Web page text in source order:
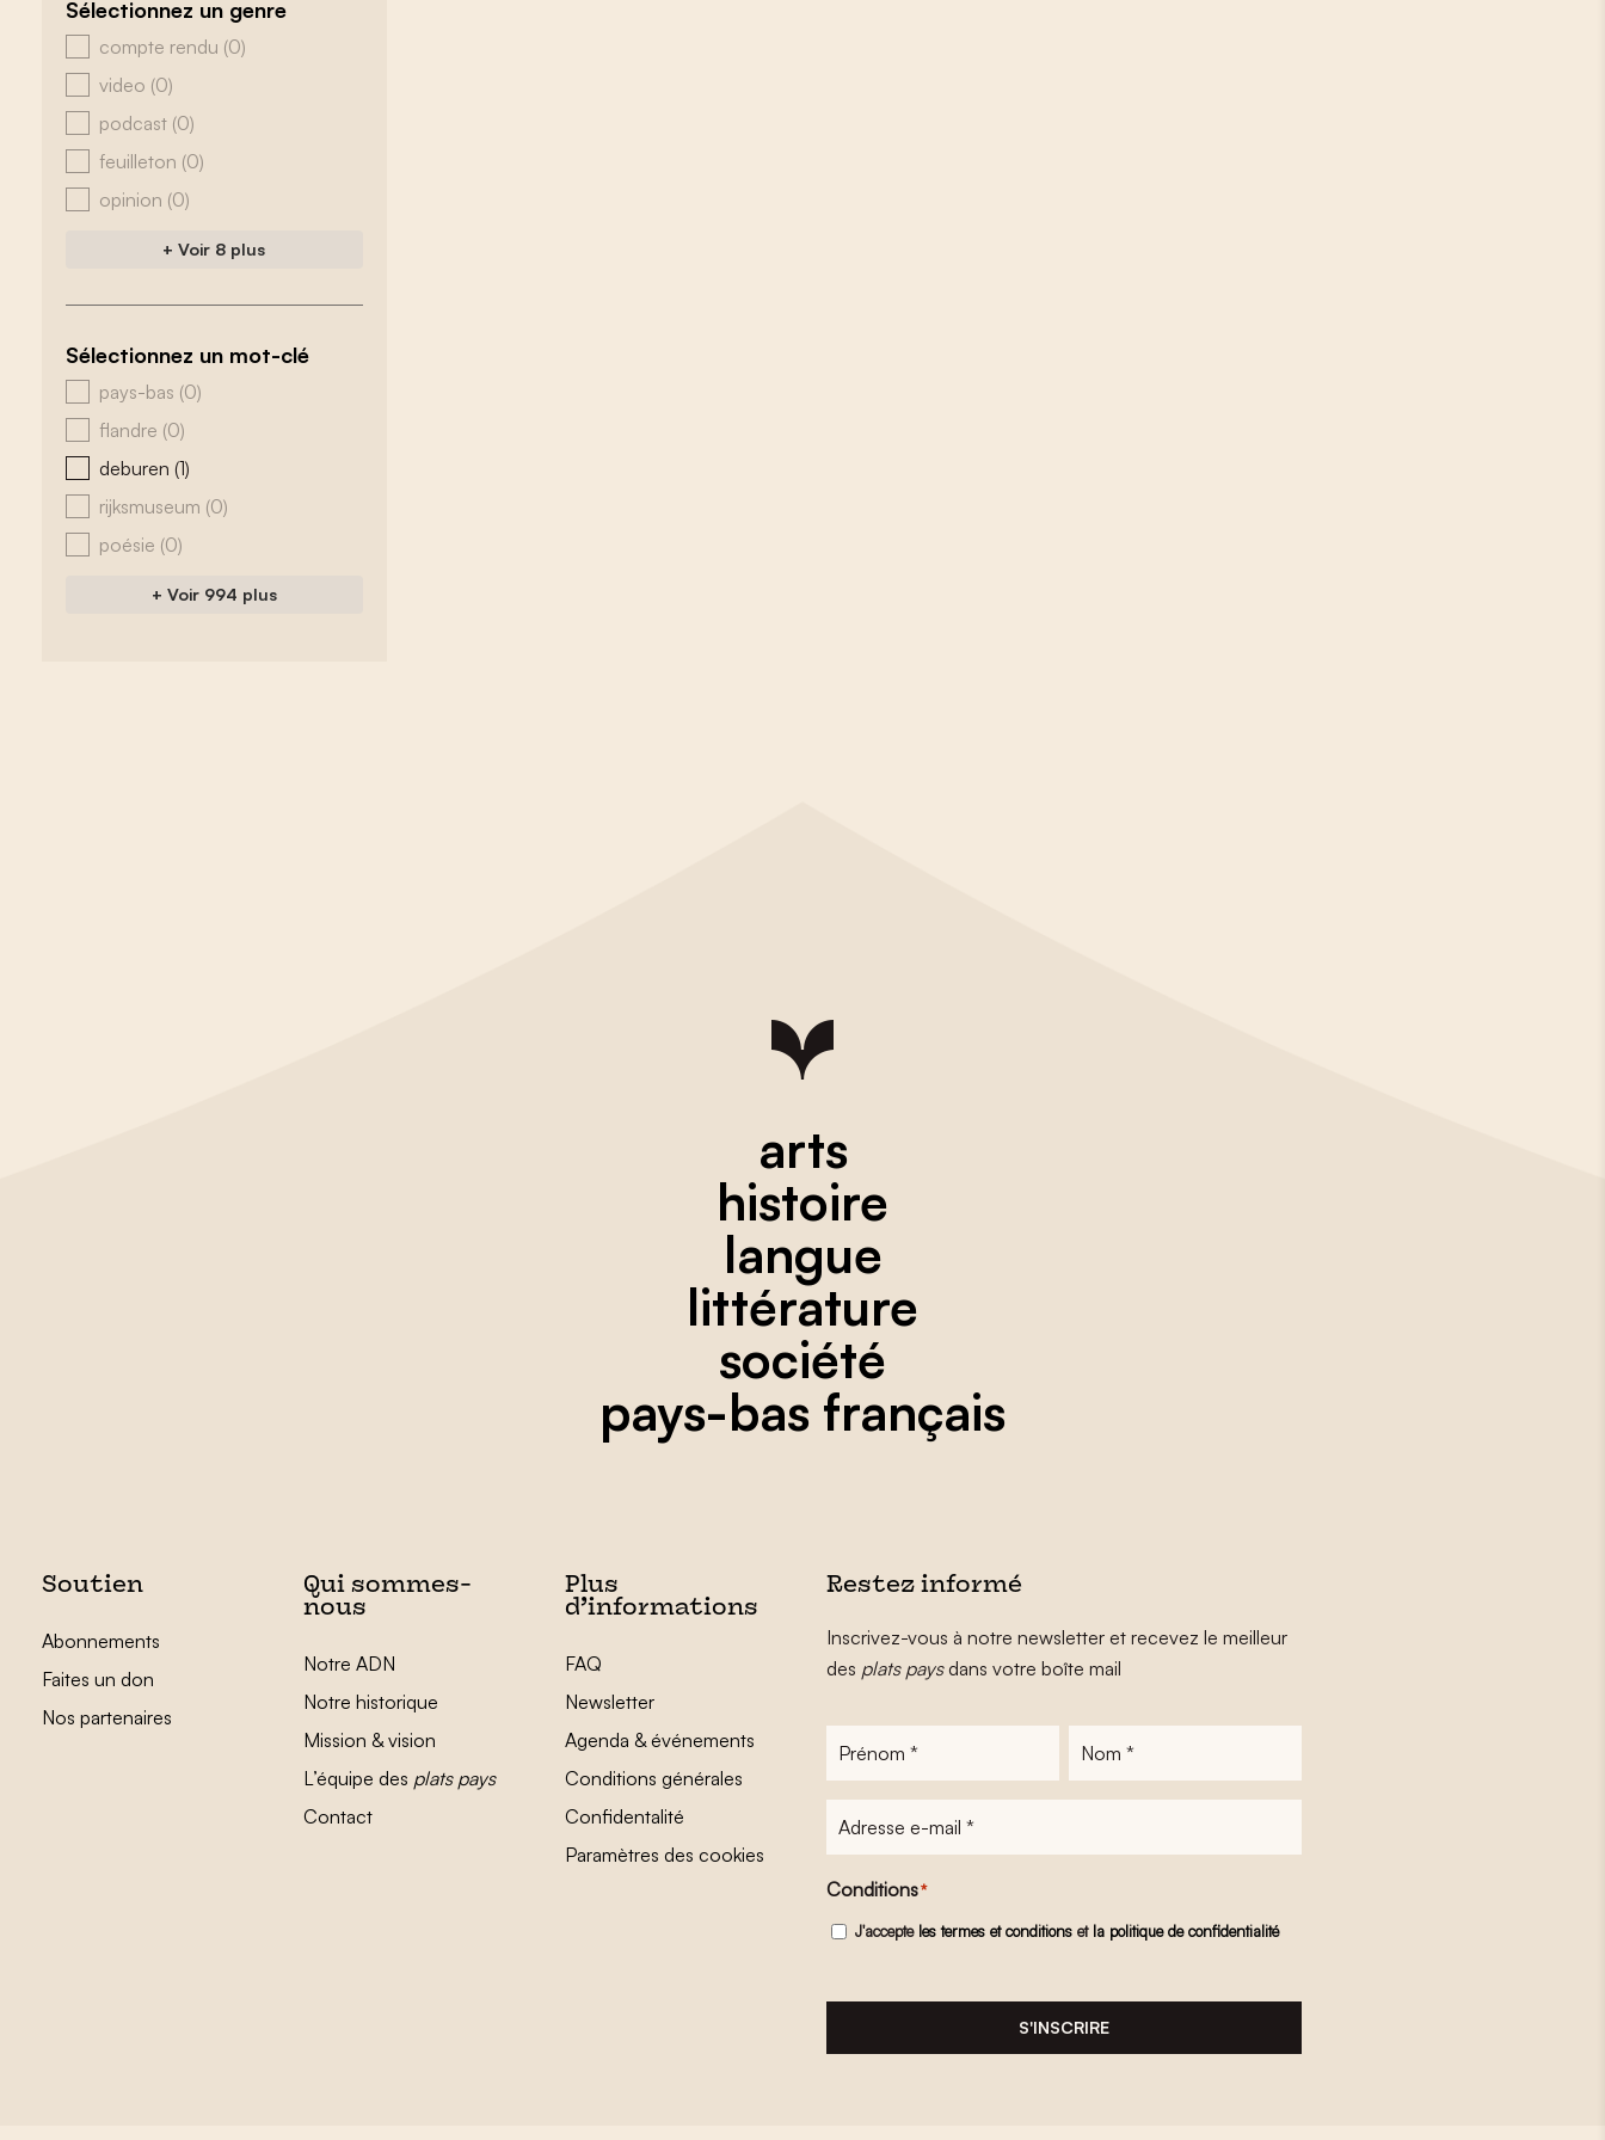
Sélectionnez un genre
zoeken - genre
compte rendu (0)
video (0)
podcast (0)
feuilleton (0)
opinion (0)
+ Voir 8 plus
Sélectionnez un mot-clé
zoeken - tags
pays-bas (0)
flandre (0)
deburen (1)
rijksmuseum (0)
poésie (0)
+ Voir 994 plus
arts
histoire
langue
littérature
société
pays-bas français
Soutien
Abonnements
Faites un don
Nos partenaires
Qui sommes-
nous
Notre ADN
Notre historique
Mission & vision
L’équipe des plats pays
Contact
Plus
d’informations
FAQ
Newsletter
Agenda & événements
Conditions générales
Confidentalité
Paramètres des cookies
Restez informé
Inscrivez-vous à notre newsletter et recevez le meilleur
des plats paysdans votre boîte mail
Prénom Nom
Adresse
mail
Conditions*
J'accepte les termes et conditionset la politique de confidentialité
S'INSCRIRE